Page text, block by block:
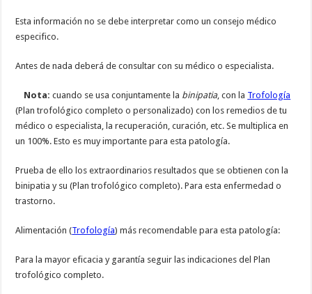
Esta información no se debe interpretar como un consejo médico
especifico.
Antes de nada deberá de consultar con su médico o especialista.
Nota:cuando se usa conjuntamente la binipatia, con la Trofología
(Plan trofológico completo o personalizado) con los remedios de tu
médico o especialista, la recuperación, curación, etc. Se multiplica en
un 100%. Esto es muy importante para esta patología.
Prueba de ello los extraordinarios resultados que se obtienen con la
binipatia y su (Plan trofológico completo). Para esta enfermedad o
trastorno.
Alimentación (Trofología) más recomendable para esta patología:
Para la mayor eficacia y garantía seguir las indicaciones del Plan
trofológico completo.